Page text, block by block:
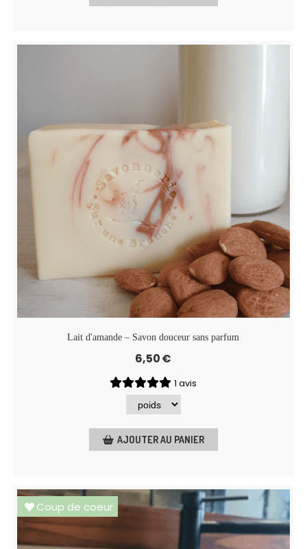
Lait d'amande – Savon douceur sans parfum
6,50€
1 avis
AJOUTER AU PANIER
Coup de coeur